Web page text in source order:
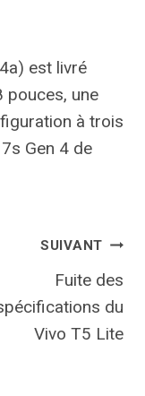
est livré
pouces, une
à trois
Gen 4 de
SUIVANT
Fuite des
du
Vivo T5 Lite